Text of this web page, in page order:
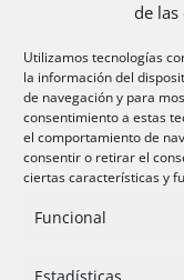
de las
Utilizamos tecnologías
la información del
de navegación y para
consentimiento a estas
el comportamiento de
consentir o retirar el
ciertas características y
Funcional
Aire
Aire
Aire
Privacidad